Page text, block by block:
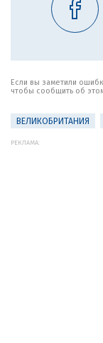
Если вы заметили
чтобы сообщить об
ВЕЛИКОБРИТАНИЯ
РЕКЛАМА: